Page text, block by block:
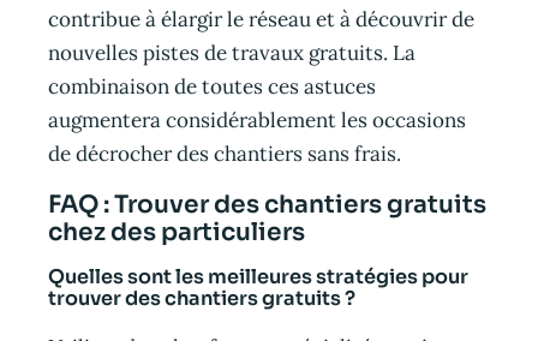
contribue à élargir le réseau et à découvrir de
nouvelles pistes de travaux gratuits. La
combinaison de toutes ces astuces
augmentera considérablement les occasions
de décrocher des chantiers sans frais.
FAQ : Trouver des chantiers gratuits
chez des particuliers
Quelles sont les meilleures stratégies pour
trouver des chantiers gratuits ?